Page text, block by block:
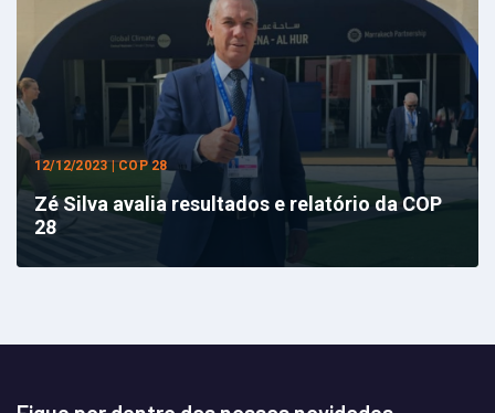
12/12/2023 | COP 28
Zé Silva avalia resultados e relatório da COP
28